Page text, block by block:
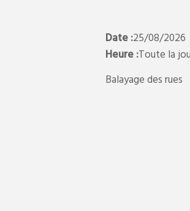
Date :25/08/2026
Heure :Toute la
Balayage des rues